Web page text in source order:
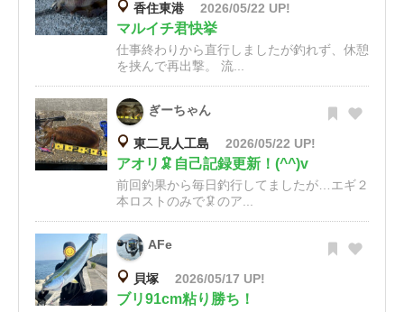
香住東港 2026/05/22 UP!
マルイチ君快挙
仕事終わりから直行しましたが釣れず、休憩
を挟んで再出撃。 流...
ぎーちゃん
東二見人工島 2026/05/22 UP!
アオリ🦑自己記録更新！(^^)v
前回釣果から毎日釣行してましたが…エギ２
本ロストのみで🦑のア...
AFe
貝塚 2026/05/17 UP!
ブリ91cm粘り勝ち！